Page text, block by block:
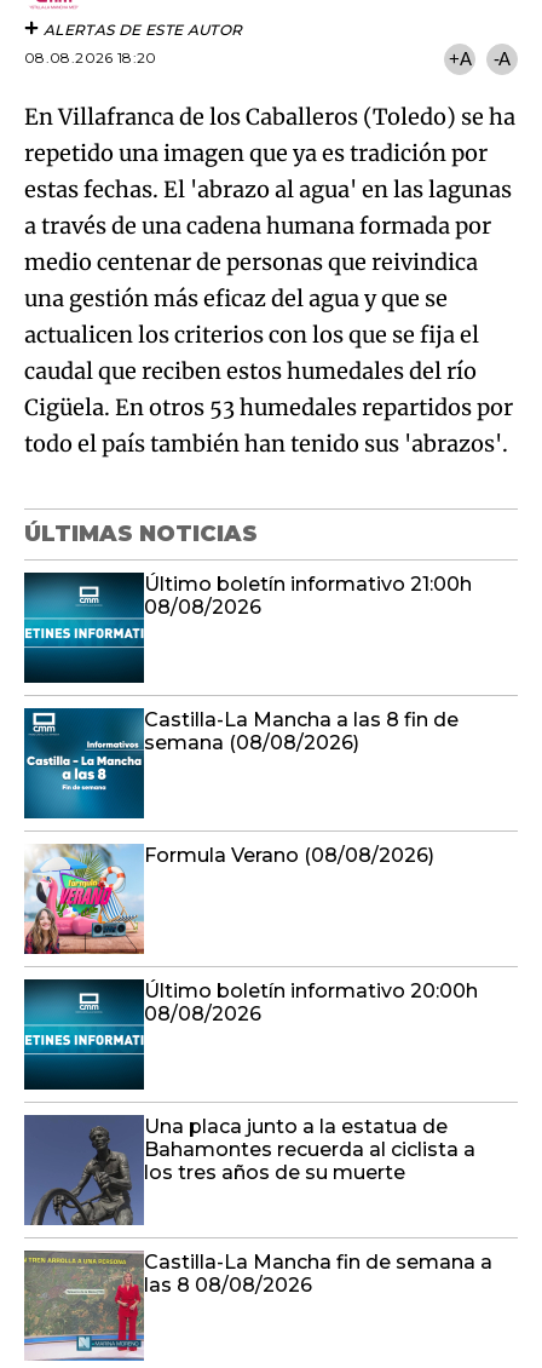
ALERTAS DE ESTE AUTOR
08.08.2026 18:20
+A -A
En Villafranca de los Caballeros (Toledo) se ha
repetido una imagen que ya es tradición por
estas fechas. El 'abrazo al agua' en las lagunas
a través de una cadena humana formada por
medio centenar de personas que reivindica
una gestión más eficaz del agua y que se
actualicen los criterios con los que se fija el
caudal que reciben estos humedales del río
Cigüela. En otros 53 humedales repartidos por
todo el país también han tenido sus 'abrazos'.
ÚLTIMAS NOTICIAS
Último boletín informativo 21:00h
08/08/2026
Castilla-La Mancha a las 8 fin de
semana (08/08/2026)
Formula Verano (08/08/2026)
Último boletín informativo 20:00h
08/08/2026
Una placa junto a la estatua de
Bahamontes recuerda al ciclista a
los tres años de su muerte
Castilla-La Mancha fin de semana a
las 8 08/08/2026